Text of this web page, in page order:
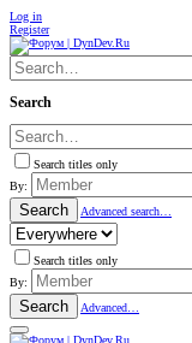
Log in
Register
Search
Search titles only
By:
Search Advanced search…
Search titles only
By:
Search Advanced…